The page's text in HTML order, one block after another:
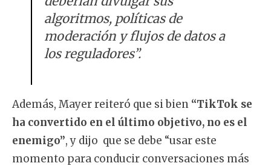
algoritmos, políticas de
moderación y flujos de datos a
los reguladores”.
Además, Mayer reiteró que si bien “TikTok se
ha convertido en el último objetivo, no es el
enemigo”, y dijo que se debe “usar este
momento para conducir conversaciones más